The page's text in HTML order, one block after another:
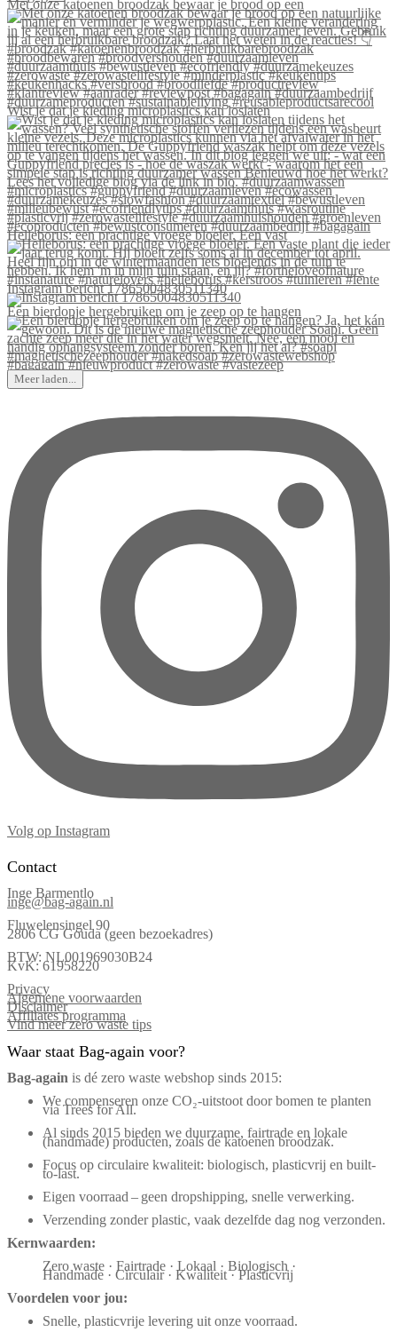
Met onze katoenen broodzak bewaar je brood op een
Wist je dat je kleding microplastics kan loslaten
Helleborus: een prachtige vroege bloeier. Een vast
Instagram bericht 17865004830511340
Een bierdopje hergebruiken om je zeep op te hangen
Meer laden...
Volg op Instagram
Contact
Inge Barmentlo
inge@bag-again.nl
Fluwelensingel 90
2806 CG Gouda (geen bezoekadres)
BTW: NL001969030B24
KvK: 61958220
Privacy
Algemene voorwaarden
Disclaimer
Affiliates programma
Vind meer zero waste tips
Waar staat Bag-again voor?
Bag‑again is dé zero waste webshop sinds 2015:
We compenseren onze CO₂-uitstoot door bomen te planten
via Trees for All.
Al sinds 2015 bieden we duurzame, fairtrade en lokale
(handmade) producten, zoals de katoenen broodzak.
Focus op circulaire kwaliteit: biologisch, plasticvrij en built-
to-last.
Eigen voorraad – geen dropshipping, snelle verwerking.
Verzending zonder plastic, vaak dezelfde dag nog verzonden.
Kernwaarden:
Zero waste · Fairtrade · Lokaal · Biologisch ·
Handmade · Circulair · Kwaliteit · Plasticvrij
Voordelen voor jou:
Snelle, plasticvrije levering uit onze voorraad.